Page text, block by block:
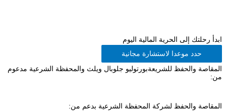
ابدأ رحلتك إلى الحرية المالية اليوم
حدد موعدا لاستشارة مجانية
المقاصة والحفظ للشريعةبورتوليو جلوبال ويلث والمحفظة الشرعية مدعوم
من:
المقاصة والحفظ لشركة المحفظة الشرعية بدعم من: